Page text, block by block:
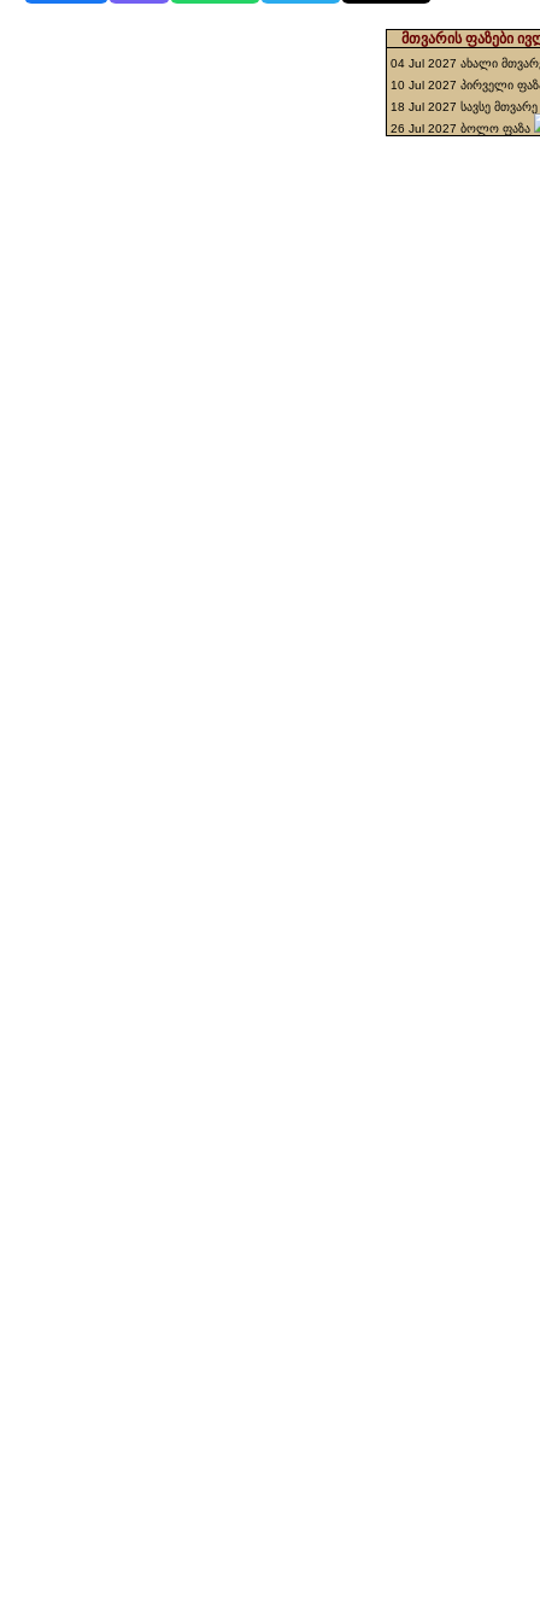
მთვარის ფაზები
04 Jul 2027 ახალი
10 Jul 2027 პირველი
18 Jul 2027 სავსე მთვარე
26 Jul 2027 ბოლო ფაზა